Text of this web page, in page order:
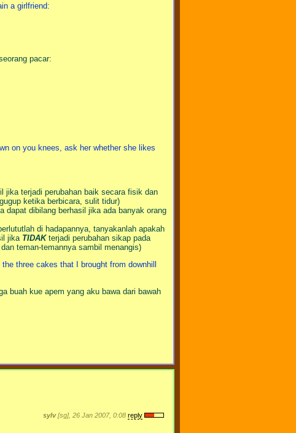
a girlfriend:
pacar:
on you knees, ask her whether she likes
jika terjadi perubahan baik secara fisik dan
ketika berbicara, sulit tidur)
dapat dibilang berhasil jika ada banyak orang
di hadapannya, tanyakanlah apakah
jika TIDAKterjadi perubahan sikap pada
teman-temannya sambil menangis)
three cakes that I brought from downhill
buah kue apem yang aku bawa dari bawah
sylv[sg], 26 Jan 2007, 0:08 reply